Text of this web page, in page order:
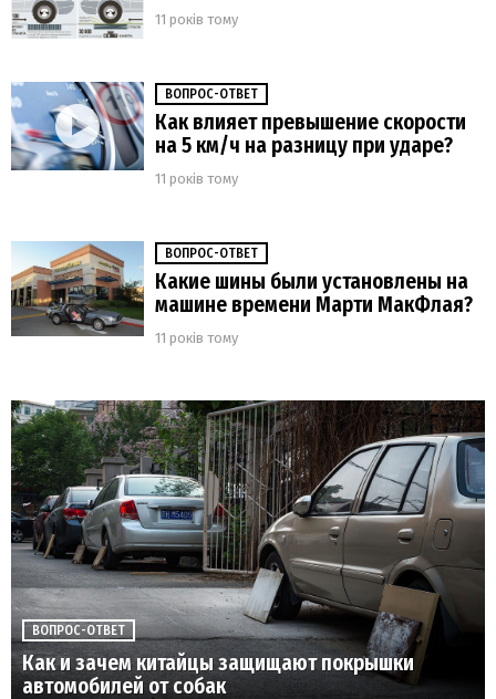
11 років тому
ВОПРОС-ОТВЕТ
Как влияет превышение скорости
на 5 км/ч на разницу при ударе?
11 років тому
ВОПРОС-ОТВЕТ
Какие шины были установлены на
машине времени Марти МакФлая?
11 років тому
ВОПРОС-ОТВЕТ
Как и зачем китайцы защищают покрышки
автомобилей от собак